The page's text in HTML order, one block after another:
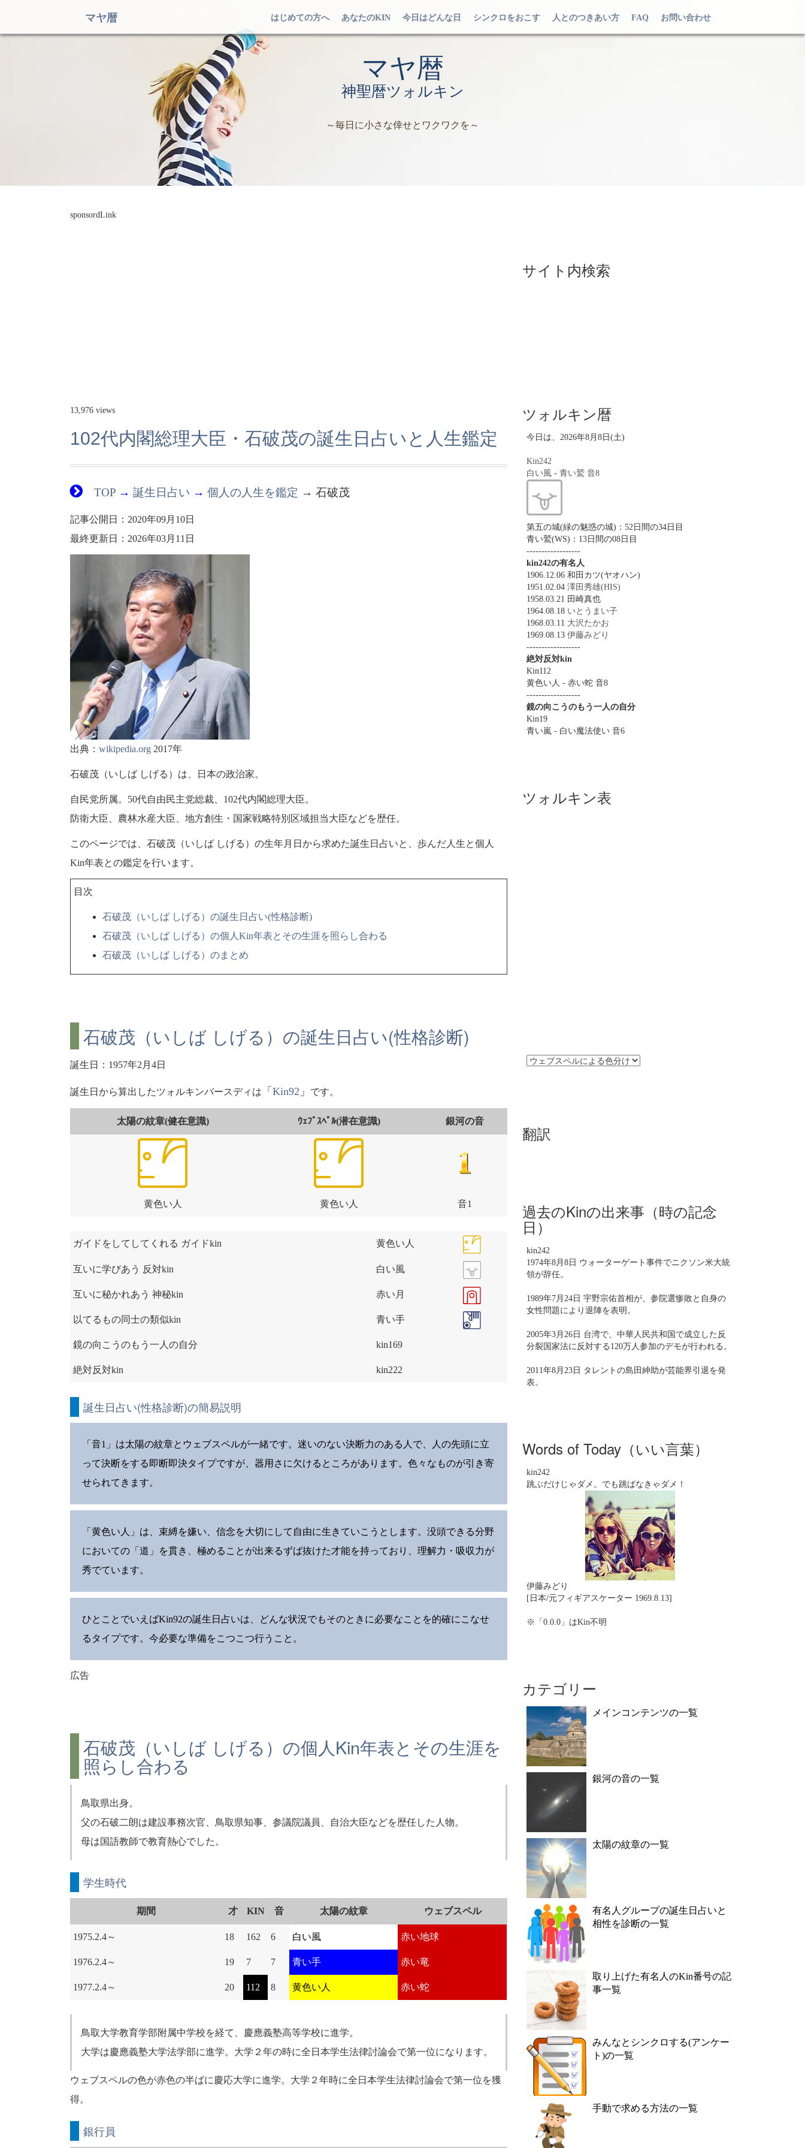
マヤ暦 はじめての方へ あなたのKIN 今日はどんな日 シンクロをおこす 人とのつきあい方 FAQ お問い合わせ
マヤ暦
神聖暦ツォルキン
～毎日に小さな倖せとワクワクを～
sponsordLink
13,976 views
102代内閣総理大臣・石破茂の誕生日占いと人生鑑定
TOP → 誕生日占い → 個人の人生を鑑定 → 石破茂
記事公開日：2020年09月10日
最終更新日：2026年03月11日
出典： wikipedia.org 2017年
石破茂（いしば しげる）は、日本の政治家。
自民党所属。50代自由民主党総裁、102代内閣総理大臣。
防衛大臣、農林水産大臣、地方創生・国家戦略特別区域担当大臣などを歴任。
このページでは、石破茂（いしば しげる）の生年月日から求めた誕生日占いと、歩んだ人生と個人
Kin年表との鑑定を行います。
目次
石破茂（いしば しげる）の誕生日占い(性格診断)
石破茂（いしば しげる）の個人Kin年表とその生涯を照らし合わる
石破茂（いしば しげる）のまとめ
石破茂（いしば しげる）の誕生日占い(性格診断)
誕生日：1957年2月4日
誕生日から算出したツォルキンバースディは 「 Kin92 」 です。
太陽の紋章(健在意識) ｳｪﾌﾞｽﾍﾟﾙ(潜在意識) 銀河の音
黄色い人 黄色い人 音1
ガイドをしてしてくれる ガイドkin 黄色い人
互いに学びあう 反対kin 白い風
互いに秘かれあう 神秘kin 赤い月
以てるもの同士の類似kin 青い手
鏡の向こうのもう一人の自分 kin169
絶対反対kin kin222
誕生日占い(性格診断)の簡易説明
「音1」は太陽の紋章とウェブスペルが一緒です。迷いのない決断力のある人で、人の先頭に立
って決断をする即断即決タイプですが、器用さに欠けるところがあります。色々なものが引き寄
せられてきます。
「黄色い人」は、束縛を嫌い、信念を大切にして自由に生きていこうとします。没頭できる分野
においての「道」を貫き、極めることが出来るずば抜けた才能を持っており、理解力・吸収力が
秀でています。
ひとことでいえばKin92の誕生日占いは、どんな状況でもそのときに必要なことを的確にこなせ
るタイプです。今必要な準備をこつこつ行うこと。
広告
石破茂（いしば しげる）の個人Kin年表とその生涯を
照らし合わる
鳥取県出身。
父の石破二朗は建設事務次官、鳥取県知事、参議院議員、自治大臣などを歴任した人物。
母は国語教師で教育熱心でした。
学生時代
期間 才 KIN 音 太陽の紋章 ウェブスペル
1975.2.4～ 18 162 6 白い風 赤い地球
1976.2.4～ 19 7 7 青い手 赤い竜
1977.2.4～ 20 112 8 黄色い人 赤い蛇
鳥取大学教育学部附属中学校を経て、慶應義塾高等学校に進学。
大学は慶應義塾大学法学部に進学。大学２年の時に全日本学生法律討論会で第一位になります。
ウェブスペルの色が赤色の半ばに慶応大学に進学。大学２年時に全日本学生法律討論会で第一位を獲
得。
銀行員
サイト内検索
ツォルキン暦
今日は、2026年8月8日(土)
Kin242
白い風 - 青い鷲 音8
第五の城(緑の魅惑の城)：52日間の34日目
青い鷲(WS)：13日間の08日目
------------------
kin242の有名人
1906.12.06 和田カツ(ヤオハン)
1951.02.04 澤田秀雄(HIS)
1958.03.21 田崎真也
1964.08.18 いとうまい子
1968.03.11 大沢たかお
1969.08.13 伊藤みどり
------------------
絶対反対kin
Kin112
黄色い人 - 赤い蛇 音8
------------------
鏡の向こうのもう一人の自分
Kin19
青い嵐 - 白い魔法使い 音6
ツォルキン表
翻訳
過去のKinの出来事（時の記念
日）
kin242
1974年8月8日 ウォーターゲート事件でニクソン米大統
領が辞任。
1989年7月24日 宇野宗佑首相が、参院選惨敗と自身の
女性問題により退陣を表明。
2005年3月26日 台湾で、中華人民共和国で成立した反
分裂国家法に反対する120万人参加のデモが行われる。
2011年8月23日 タレントの島田紳助が芸能界引退を発
表。
Words of Today（いい言葉）
kin242
跳ぶだけじゃダメ。でも跳ばなきゃダメ！
伊藤みどり
[日本/元フィギアスケーター 1969.8.13]
※「0.0.0」はKin不明
カテゴリー
メインコンテンツの一覧
銀河の音の一覧
太陽の紋章の一覧
有名人グループの誕生日占いと
相性を診断の一覧
取り上げた有名人のKin番号の記
事一覧
みんなとシンクロする(アンケー
ト)の一覧
手動で求める方法の一覧